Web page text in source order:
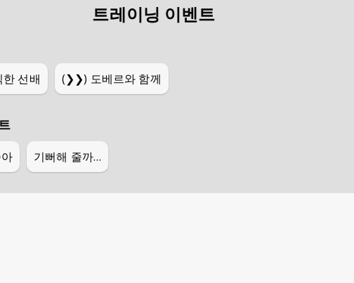
트레이닝 이벤트
한 선배 (❯❯) 도베르와 함께
기뻐해 줄까…